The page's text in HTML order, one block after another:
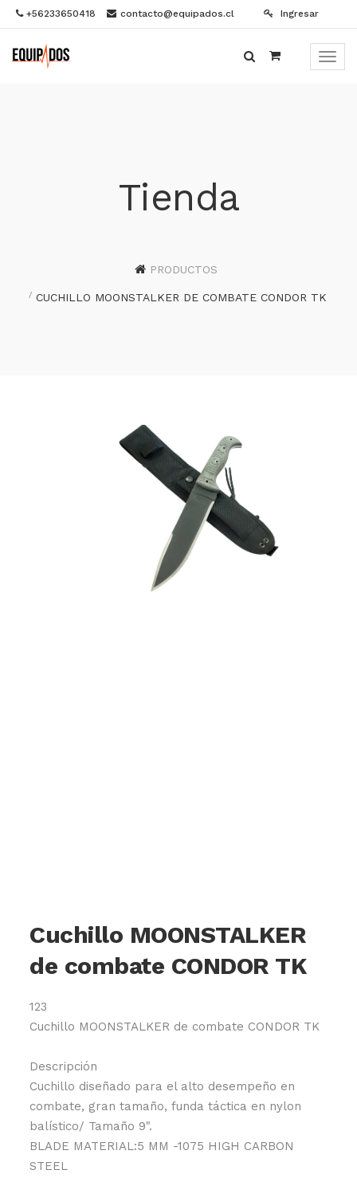
+56233650418 contacto@equipados.cl Ingresar
Menú
Tienda
PRODUCTOS
CUCHILLO MOONSTALKER DE COMBATE CONDOR TK
Cuchillo MOONSTALKER
de combate CONDOR TK
123
Cuchillo MOONSTALKER de combate CONDOR TK
Descripción
Cuchillo diseñado para el alto desempeño en
combate, gran tamaño, funda táctica en nylon
balístico/ Tamaño 9".
BLADE MATERIAL:5 MM -1075 HIGH CARBON
STEEL